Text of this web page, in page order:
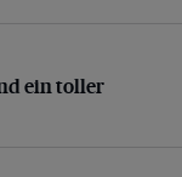
ein toller Ausflug
ein toller